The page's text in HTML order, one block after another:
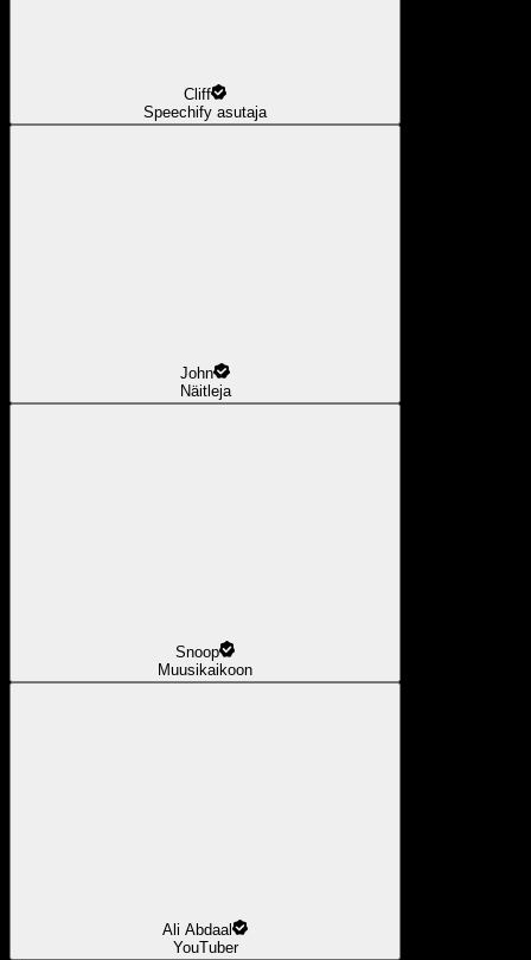
Cliff
Speechify asutaja
John
Näitleja
Snoop
Muusikaikoon
Ali Abdaal
YouTuber